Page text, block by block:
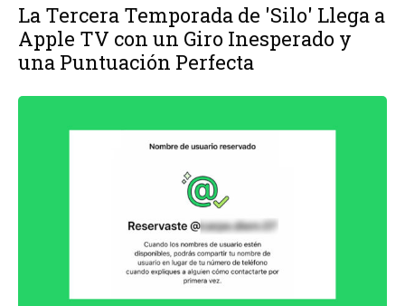
La Tercera Temporada de 'Silo' Llega a
Apple TV con un Giro Inesperado y
una Puntuación Perfecta